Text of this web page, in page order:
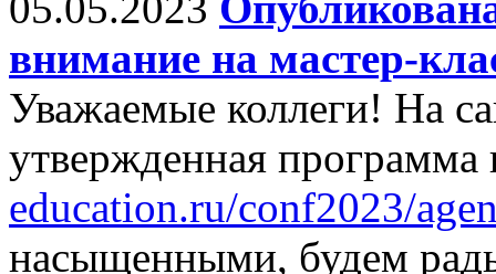
внимание на мастер-
Уважаемые коллеги! На
утвержденная
education.ru/conf2023/
насыщенными, будем